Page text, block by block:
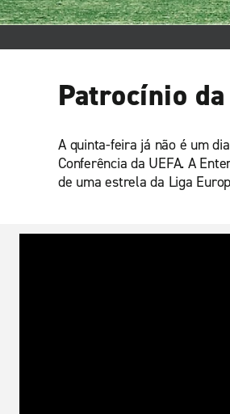
Patrocínio
A quinta-feira já não é um
Conferência da UEFA. A
de uma estrela da Liga